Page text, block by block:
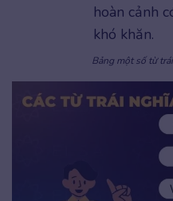
hoàn cảnh
khó khăn.
Bảng một số từ